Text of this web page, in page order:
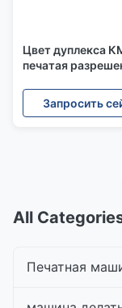
Цвет дуплекса
печатая
паутины цифров
струйное
Запросить
All
Печатная